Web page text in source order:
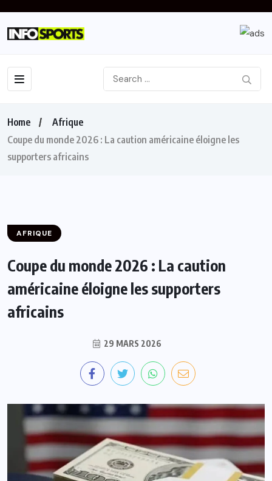
Home
Afrique
Coupe du monde 2026 : La caution américaine éloigne les
supporters africains
AFRIQUE
Coupe du monde 2026 : La caution
américaine éloigne les supporters
africains
29 MARS 2026